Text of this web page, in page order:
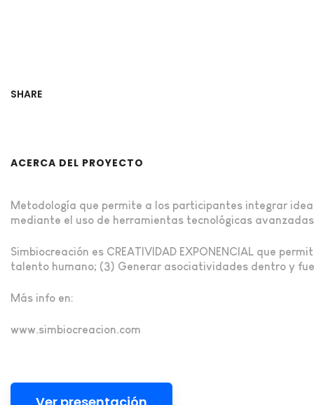
SHARE
ACERCA DEL PROYECTO
Metodología que permite a los participantes integrar
mediante el uso de herramientas tecnológicas
Simbiocreación es CREATIVIDAD EXPONENCIAL que
talento humano; (3) Generar asociatividades dentro y
Más info en:
www.simbiocreacion.com